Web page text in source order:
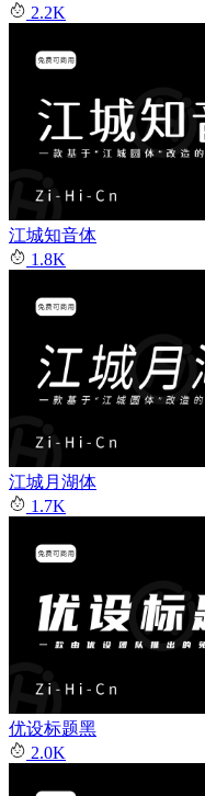
2.2K
江城知音体
1.8K
江城月湖体
1.7K
优设标题黑
2.0K